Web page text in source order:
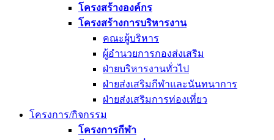
โครงสร้างองค์กร
โครงสร้างการบริหารงาน
คณะผู้บริหาร
ผู้อำนวยการกองส่งเสริม
ฝ่ายบริหารงานทั่วไป
ฝ่ายส่งเสริมกีฬาและนันทนาการ
ฝ่ายส่งเสริมการท่องเที่ยว
โครงการ/กิจกรรม
โครงการกีฬา